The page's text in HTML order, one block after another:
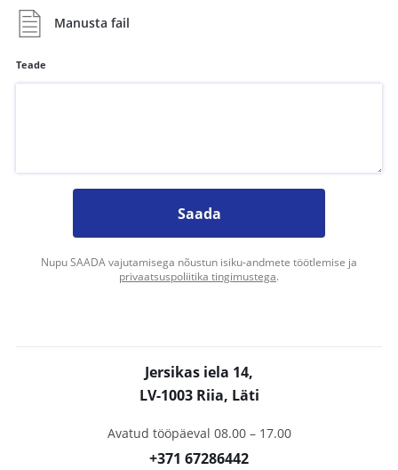
Manusta fail
Teade
Saada
Nupu SAADA vajutamisega nõustun isiku-andmete töötlemise ja
privaatsuspoliitika tingimustega.
Jersikas iela 14,
LV-1003 Riia, Läti
Avatud tööpäeval 08.00 – 17.00
+371 67286442